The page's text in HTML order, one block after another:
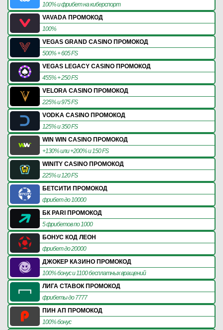
100% и фрибет на киберспорт
VAVADA ПРОМОКОД
100%
VEGAS GRAND CASINO ПРОМОКОД
500% + 605 FS
VEGAS LEGACY CASINO ПРОМОКОД
455% + 250 FS
VELORA CASINO ПРОМОКОД
225% и 975 FS
VODKA CASINO ПРОМОКОД
125% и 350 FS
WIN WIN CASINO ПРОМОКОД
+130% или +200% и 150 FS
WINITY CASINO ПРОМОКОД
225% и 120 FS
БЕТСИТИ ПРОМОКОД
фрибет до 10000
БК PARI ПРОМОКОД
5 фрибетов по 1000
БОНУС КОД ЛЕОН
фрибет до 20000
ДЖОКЕР КАЗИНО ПРОМОКОД
100% бонус и 1100 бесплатных вращений
ЛИГА СТАВОК ПРОМОКОД
фрибеты до 7777
ПИН АП ПРОМОКОД
100% бонус